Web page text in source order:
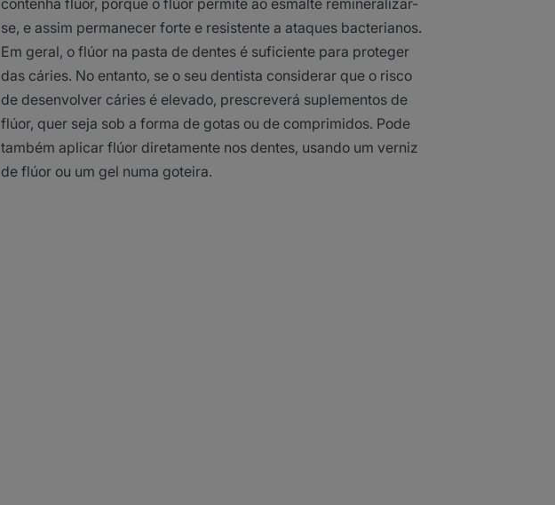
se, e assim permanecer forte e resistente a ataques bacterianos.
Em geral, o flúor na pasta de dentes é suficiente para proteger
das cáries. No entanto, se o seu dentista considerar que o risco
de desenvolver cáries é elevado, prescreverá suplementos de
flúor, quer seja sob a forma de gotas ou de comprimidos. Pode
também aplicar flúor diretamente nos dentes, usando um verniz
de flúor ou um gel numa goteira.